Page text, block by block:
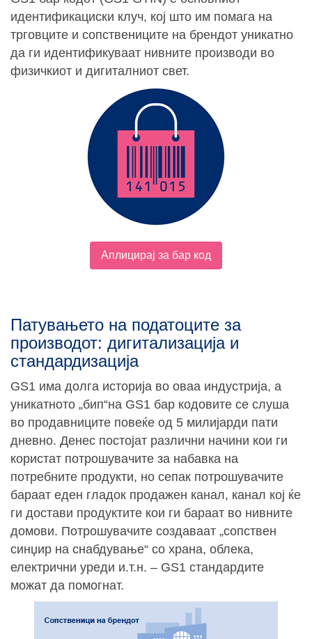
идентификациски клуч, кој што им помага на
трговците и сопствениците на брендот уникатно
да ги идентификуваат нивните производи во
физичкиот и дигиталниот свет.
Аплицирај за бар код
Патувањето на податоците за
производот: дигитализација и
стандардизација
GS1 има долга историја во оваа индустрија, а
уникатното „бип“на GS1 бар кодовите се слуша
во продавниците повеќе од 5 милијарди пати
дневно. Денес постојат различни начини кои ги
користат потрошувачите за набавка на
потребните продукти, но сепак потрошувачите
бараат еден гладок продажен канал, канал кој ќе
ги достави продуктите кои ги бараат во нивните
домови. Потрошувачите создаваат „сопствен
синџир на снабдување“ со храна, облека,
електрични уреди и.т.н. – GS1 стандардите
можат да помогнат.